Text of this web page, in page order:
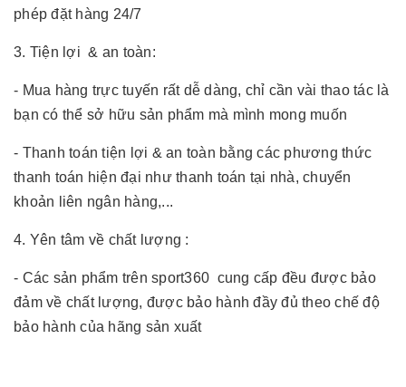
phép đặt hàng 24/7
3. Tiện lợi & an toàn:
- Mua hàng trực tuyến rất dễ dàng, chỉ cần vài thao tác là
bạn có thể sở hữu sản phẩm mà mình mong muốn
- Thanh toán tiện lợi & an toàn bằng các phương thức
thanh toán hiện đại như thanh toán tại nhà, chuyển
khoản liên ngân hàng,...
4. Yên tâm về chất lượng :
- Các sản phẩm trên sport360 cung cấp đều được bảo
đảm về chất lượng, được bảo hành đầy đủ theo chế độ
bảo hành của hãng sản xuất